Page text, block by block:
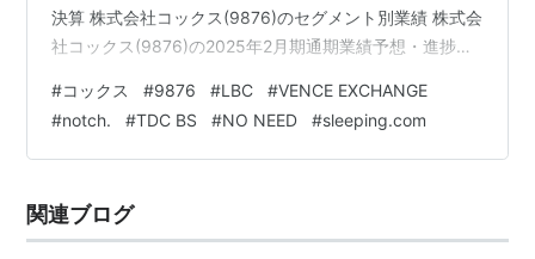
決算 株式会社コックス(9876)のセグメント別業績 株式会
社コックス(9876)の2025年2月期通期業績予想・進捗率
(9876)の株主優待 ブログをご覧頂き、ありがとうござい
ます。 私は「shousanshouuo」と申します。 中小型バリ
ュー株を中心とした長期投資スタンスで、 兼業投資家と
ときに…
#コックス #9876 #LBC #VENCE EXCHANGE
#notch. #TDC BS #NO NEED #sleeping.com
関連ブログ